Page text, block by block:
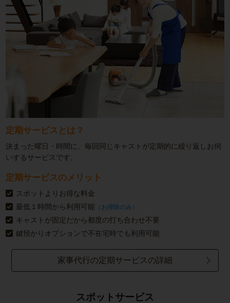
定期サービスとは？
決まった曜日・時間に、毎回同じキャストが定期的に繰り返しお伺
いするサービスです。
定期サービスのメリット
スポットよりお得な料金
最低１時間から利用可能 （お掃除のみ）
キャストが固定だから都度の打ち合わせ不要
鍵預かりオプションで不在宅時でも利用可能
家事代行の定期サービスの詳細
スポットサービス